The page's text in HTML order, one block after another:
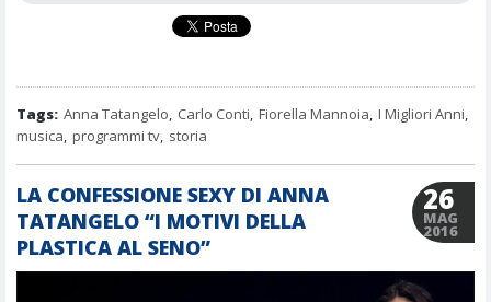
Tags: Anna Tatangelo, Carlo Conti, Fiorella Mannoia, I Migliori Anni,
musica, programmi tv, storia
LA CONFESSIONE SEXY DI ANNA
TATANGELO “I MOTIVI DELLA
PLASTICA AL SENO”
26
MAG
2016